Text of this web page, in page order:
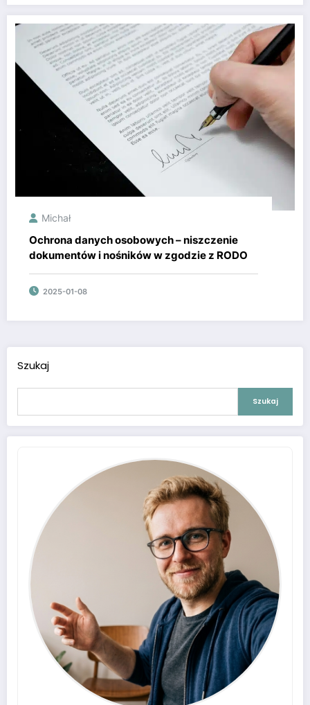
Michał
Ochrona danych osobowych – niszczenie
dokumentów i nośników w zgodzie z RODO
2025-01-08
Szukaj
Szukaj